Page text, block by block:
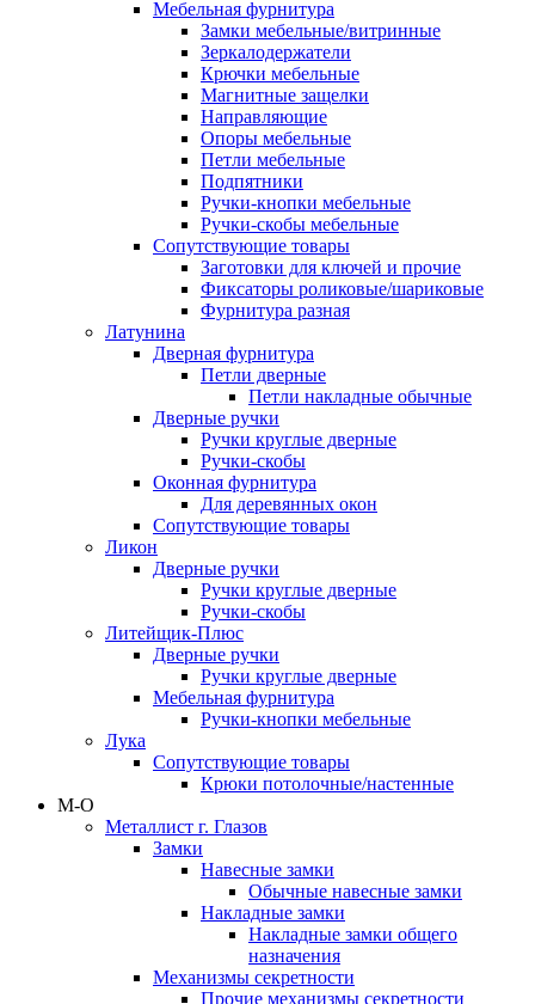
Мебельная фурнитура
Замки мебельные/витринные
Зеркалодержатели
Крючки мебельные
Магнитные защелки
Направляющие
Опоры мебельные
Петли мебельные
Подпятники
Ручки-кнопки мебельные
Ручки-скобы мебельные
Сопутствующие товары
Заготовки для ключей и прочие
Фиксаторы роликовые/шариковые
Фурнитура разная
Латунина
Дверная фурнитура
Петли дверные
Петли накладные обычные
Дверные ручки
Ручки круглые дверные
Ручки-скобы
Оконная фурнитура
Для деревянных окон
Сопутствующие товары
Ликон
Дверные ручки
Ручки круглые дверные
Ручки-скобы
Литейщик-Плюс
Дверные ручки
Ручки круглые дверные
Мебельная фурнитура
Ручки-кнопки мебельные
Лука
Сопутствующие товары
Крюки потолочные/настенные
М-О
Металлист г. Глазов
Замки
Навесные замки
Обычные навесные замки
Накладные замки
Накладные замки общего
назначения
Механизмы секретности
Прочие механизмы секретности